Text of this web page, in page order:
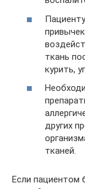
ткань
курить,
других
тканей.
Если пациентом